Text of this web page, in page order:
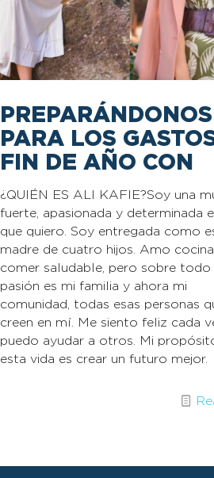
PREPARÁNDONOS
PARA LOS
FIN DE AÑO CON
¿QUIÉN ES ALI KAFIE?Soy una
fuerte, apasionada y determinada
que quiero. Soy entregada como
madre de cuatro hijos. Amo
comer saludable, pero sobre todo
pasión es mi familia y ahora mi
comunidad, todas esas personas
creen en mí. Me siento feliz cada
puedo ayudar a otros. Mi
esta vida es crear un futuro mejor.